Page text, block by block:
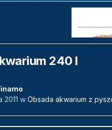
240 l
2011 w Obsada akwarium z